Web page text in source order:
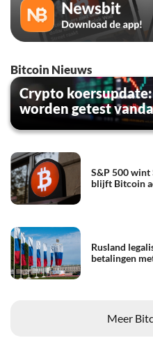
Bitcoin Nieuws
Crypto
worden getest
S&P 500 wint
blijft Bitcoin
Rusland
betalingen
Meer